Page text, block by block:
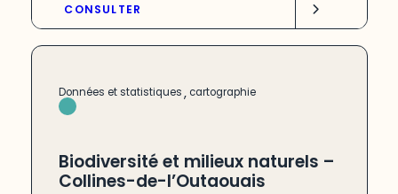
CONSULTER
Données et statistiques, cartographie
Biodiversité et milieux naturels –
Collines-de-l’Outaouais